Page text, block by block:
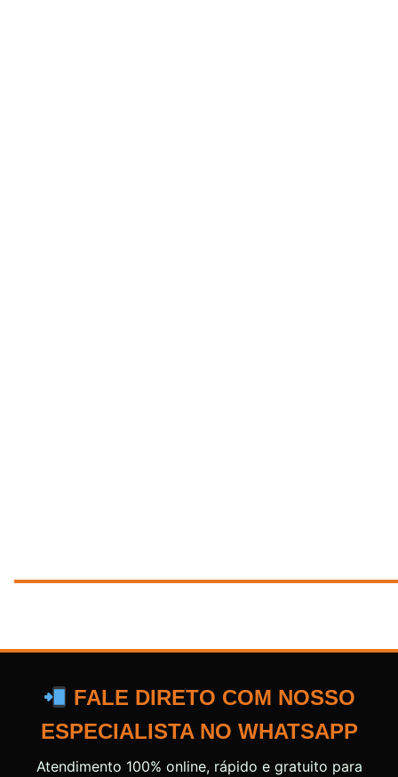
FALE DIRETO COM NOSSO
ESPECIALISTA NO WHATSAPP
Atendimento 100% online, rápido e gratuito para